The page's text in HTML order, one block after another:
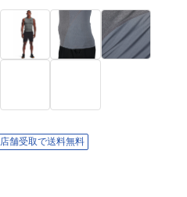
店舗受取で送料無料